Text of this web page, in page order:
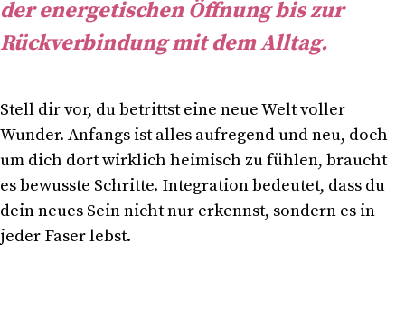
der energetischen Öffnung bis zur
Rückverbindung mit dem Alltag.
Stell dir vor, du betrittst eine neue Welt voller
Wunder. Anfangs ist alles aufregend und neu, doch
um dich dort wirklich heimisch zu fühlen, braucht
es bewusste Schritte. Integration bedeutet, dass du
dein neues Sein nicht nur erkennst, sondern es in
jeder Faser lebst.